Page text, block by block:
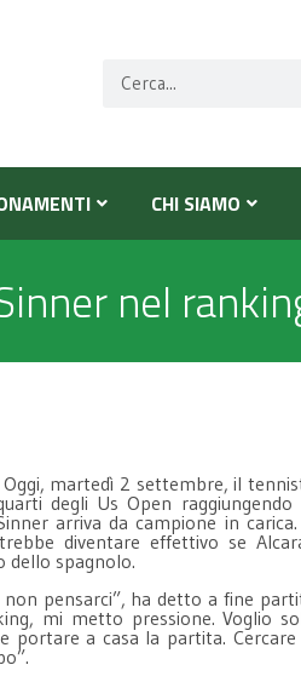
CHI SIAMO
nel
martedì 2 settembre, il
degli Us Open raggiungendo
arriva da campione in carica.
diventare effettivo se
dello spagnolo.
pensarci”, ha detto a fine
mi metto pressione. Voglio
portare a casa la partita. Cercare